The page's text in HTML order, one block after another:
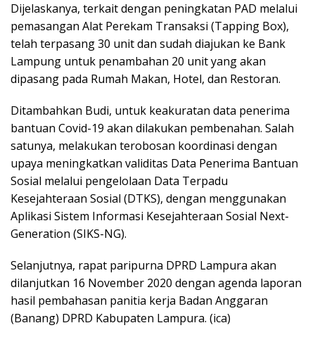
Dijelaskanya, terkait dengan peningkatan PAD melalui
pemasangan Alat Perekam Transaksi (Tapping Box),
telah terpasang 30 unit dan sudah diajukan ke Bank
Lampung untuk penambahan 20 unit yang akan
dipasang pada Rumah Makan, Hotel, dan Restoran.
Ditambahkan Budi, untuk keakuratan data penerima
bantuan Covid-19 akan dilakukan pembenahan. Salah
satunya, melakukan terobosan koordinasi dengan
upaya meningkatkan validitas Data Penerima Bantuan
Sosial melalui pengelolaan Data Terpadu
Kesejahteraan Sosial (DTKS), dengan menggunakan
Aplikasi Sistem Informasi Kesejahteraan Sosial Next-
Generation (SIKS-NG).
Selanjutnya, rapat paripurna DPRD Lampura akan
dilanjutkan 16 November 2020 dengan agenda laporan
hasil pembahasan panitia kerja Badan Anggaran
(Banang) DPRD Kabupaten Lampura. (ica)